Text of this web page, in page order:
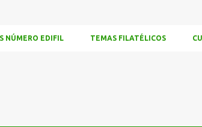
NÚMERO EDIFIL TEMAS FILATÉLICOS